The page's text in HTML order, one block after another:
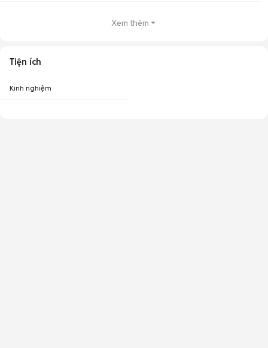
Xem thêm
Tiện ích
Kinh nghiệm